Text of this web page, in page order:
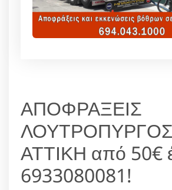
ΑΠΟΦΡΑΞΕΙΣ
ΛΟΥΤΡΟΠΥΡΓΟΣ
ΑΤΤΙΚΗ από 50€
6933080081!